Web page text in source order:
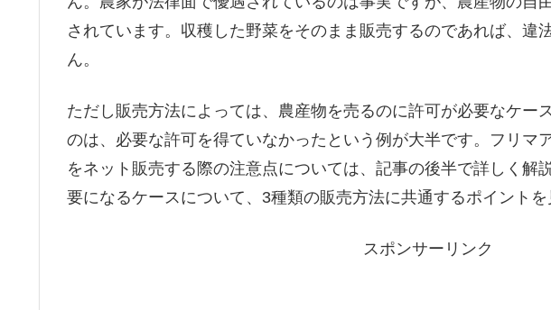
されています。収穫した野菜をそのまま販売するのであれば、違
ん。
ただし販売方法によっては、農産物を売るのに許可が必要なケー
のは、必要な許可を得ていなかったという例が大半です。フリマ
をネット販売する際の注意点については、記事の後半で詳しく解
要になるケースについて、3種類の販売方法に共通するポイントを
スポンサーリンク